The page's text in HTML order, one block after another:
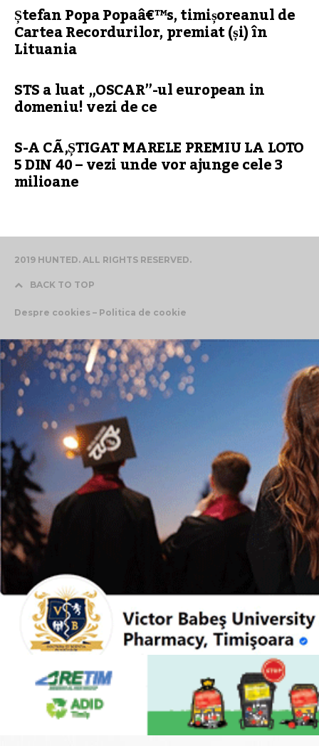
Ștefan Popa Popaâ€™s, timișoreanul de
Cartea Recordurilor, premiat (și) în
Lituania
STS a luat „OSCAR”-ul european in
domeniu! vezi de ce
S-A CÃ‚ȘTIGAT MARELE PREMIU LA LOTO
5 DIN 40 – vezi unde vor ajunge cele 3
milioane
2019 HUNTED. ALL RIGHTS RESERVED.
BACK TO TOP
Despre cookies – Politica de cookie